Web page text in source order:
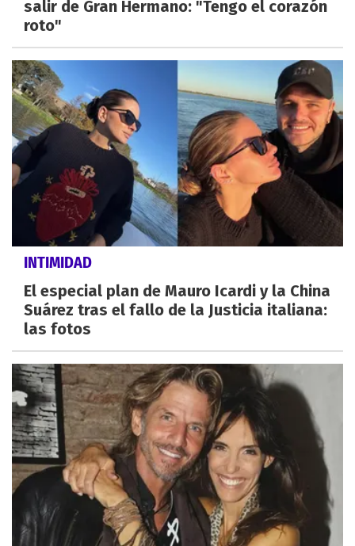
salir de Gran Hermano: "Tengo el corazón
roto"
INTIMIDAD
El especial plan de Mauro Icardi y la China
Suárez tras el fallo de la Justicia italiana:
las fotos